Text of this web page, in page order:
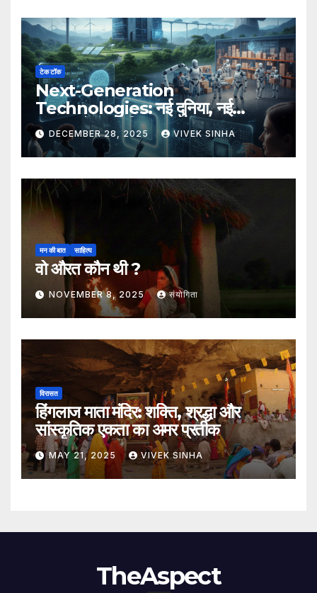
टेक टॉक
Next-Generation
Technologies: नई दुनिया, नई
संभावनाएँ, नया भविष्य
DECEMBER 28, 2025 VIVEK SINHA
मन की बात साहित्य
वो औरत कौन थी ?
NOVEMBER 8, 2025 संयोगिता
विरासत
हिंगलाज माता मंदिर: शक्ति, श्रद्धा और
सांस्कृतिक एकता का अमर प्रतीक
MAY 21, 2025 VIVEK SINHA
TheAspect